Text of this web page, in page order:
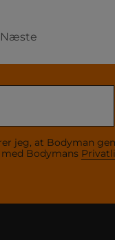
Næste
jeg, at Bodyman
Bodymans